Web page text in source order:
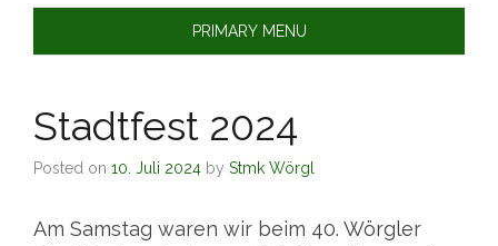
PRIMARY MENU
Stadtfest 2024
Posted on 10. Juli 2024 by Stmk Wörgl
Am Samstag waren wir beim 40. Wörgler